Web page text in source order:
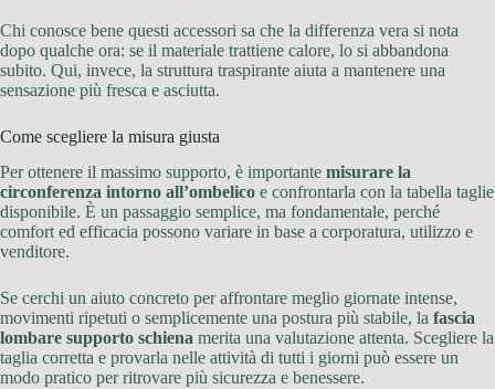
Chi conosce bene questi accessori sa che la differenza vera si nota
dopo qualche ora: se il materiale trattiene calore, lo si abbandona
subito. Qui, invece, la struttura traspirante aiuta a mantenere una
sensazione più fresca e asciutta.
Come scegliere la misura giusta
Per ottenere il massimo supporto, è importante misurare la
circonferenza intorno all’ombelico e confrontarla con la tabella taglie
disponibile. È un passaggio semplice, ma fondamentale, perché
comfort ed efficacia possono variare in base a corporatura, utilizzo e
venditore.
Se cerchi un aiuto concreto per affrontare meglio giornate intense,
movimenti ripetuti o semplicemente una postura più stabile, la fascia
lombare supporto schiena merita una valutazione attenta. Scegliere la
taglia corretta e provarla nelle attività di tutti i giorni può essere un
modo pratico per ritrovare più sicurezza e benessere.